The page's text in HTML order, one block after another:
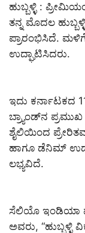
ಹುಬ್ಬಳ್ಳಿ :
ತನ್ನ ಮೊದಲ
ಪ್ರಾರಂಭಿಸಿದೆ.
ಉದ್ಘಾಟಿಸಿದರು.
ಇದು ಕರ್ನಾಟಕದ
ಬ್ರ್ಯಾಂಡ್‌ನ
ಶೈಲಿಯಿಂದ
ಹಾಗೂ ಡೆನಿಮ್
ಲಭ್ಯವಿದೆ.
ಸೆಲಿಯೊ ಇಂಡಿಯಾ
ಅವರು, “ಹುಬ್ಬಳ್ಳಿ